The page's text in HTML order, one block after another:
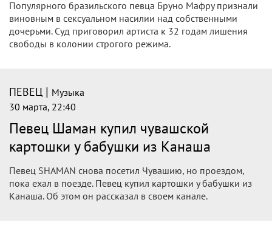
Популярного бразильского певца Бруно Мафру признали
виновным в сексуальном насилии над собственными
дочерьми. Суд приговорил артиста к 32 годам лишения
свободы в колонии строгого режима.
ПЕВЕЦ | Музыка
30 марта, 22:40
Певец Шаман купил чувашской
картошки у бабушки из Канаша
Певец SHAMAN снова посетил Чувашию, но проездом,
пока ехал в поезде. Певец купил картошки у бабушки из
Канаша. Об этом он рассказал в своем канале.